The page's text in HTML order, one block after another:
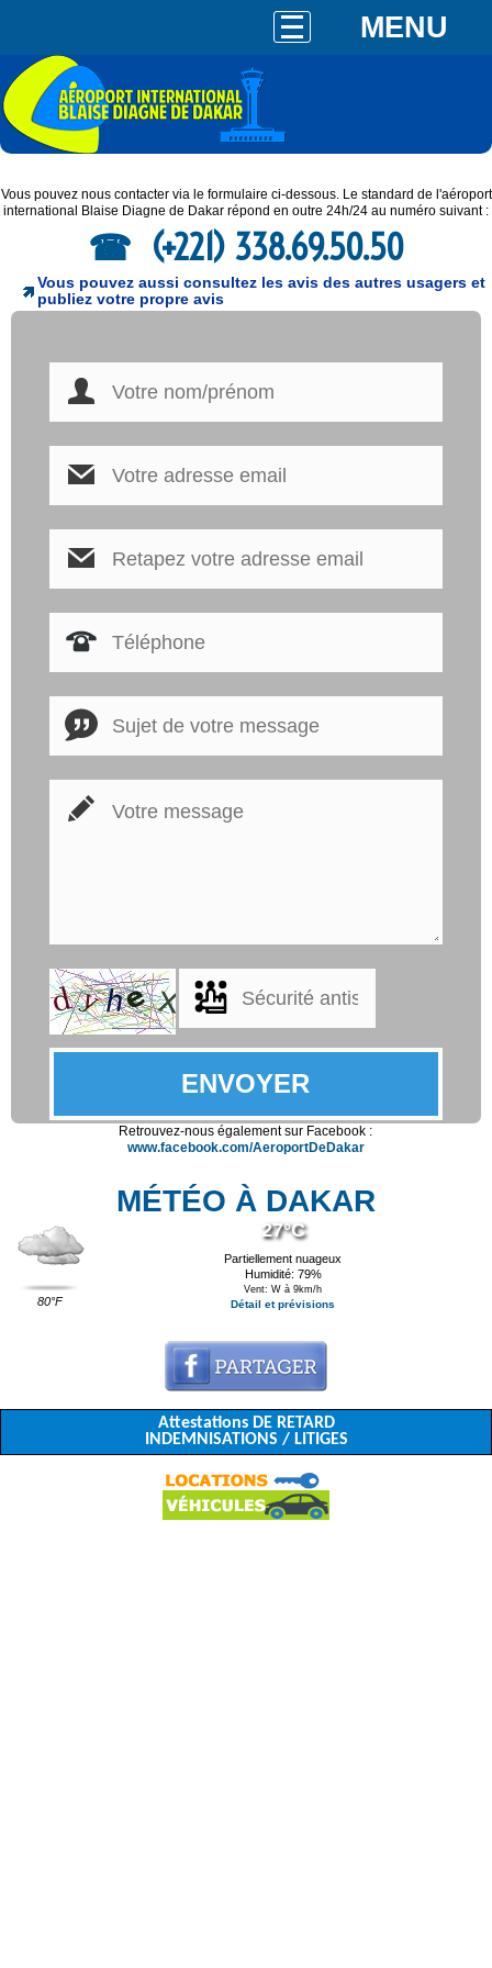
MENU
Vous pouvez nous contacter via le formulaire ci-dessous. Le standard de l'aéroport
international Blaise Diagne de Dakar répond en outre 24h/24 au numéro suivant :
(+221) 338.69.50.50
Vous pouvez aussi consultez les avis des autres usagers et
publiez votre propre avis
Retrouvez-nous également sur Facebook :
www.facebook.com/AeroportDeDakar
MÉTÉO À DAKAR
80°F
27°C
Partiellement nuageux
Humidité: 79%
Vent: W à 9km/h
Détail et prévisions
Attestations DE RETARD
INDEMNISATIONS / LITIGES